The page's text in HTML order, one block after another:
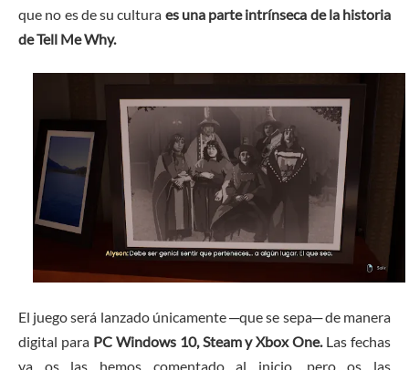
que no es de su cultura es una parte intrínseca de la historia
de Tell Me Why.
El juego será lanzado únicamente ─que se sepa─ de manera
digital para PC Windows 10, Steam y Xbox One. Las fechas
ya os las hemos comentado al inicio, pero os las